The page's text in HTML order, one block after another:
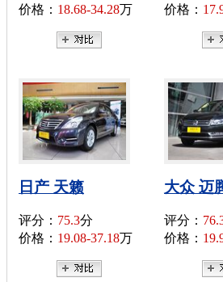
价格： 18.68-34.28万
价格：
日产 天籁
评分： 75.3分
价格： 19.08-37.18万
大众 迈
评分：
价格：